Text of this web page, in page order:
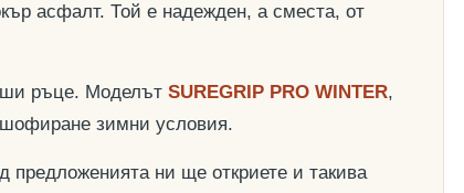
асфалт. Той е надежден, а сместа, от
ръце. Моделът SUREGRIP PRO WINTER,
шофиране зимни условия.
предложенията ни ще откриете и такива